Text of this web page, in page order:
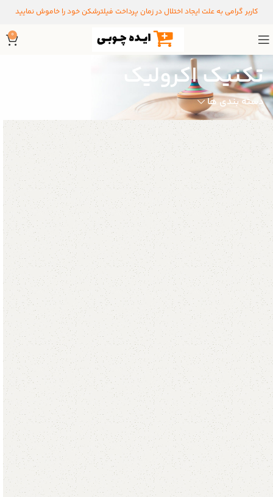
کاربر گرامی به علت ایجاد اختلال در زمان پرداخت فیلترشکن خود را خاموش نمایید
0
تکنیک اکرولیک
دسته بندی ها